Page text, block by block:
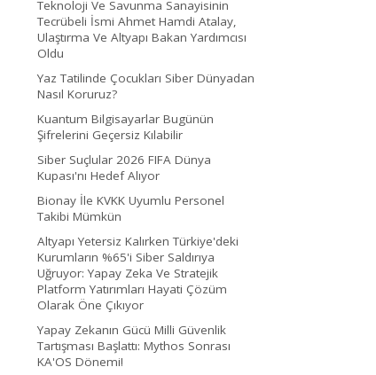
Teknoloji Ve Savunma Sanayisinin
Tecrübeli İsmi Ahmet Hamdi Atalay,
Ulaştırma Ve Altyapı Bakan Yardımcısı
Oldu
Yaz Tatilinde Çocukları Siber Dünyadan
Nasıl Koruruz?
Kuantum Bilgisayarlar Bugünün
Şifrelerini Geçersiz Kılabilir
Siber Suçlular 2026 FIFA Dünya
Kupası'nı Hedef Alıyor
Bionay İle KVKK Uyumlu Personel
Takibi Mümkün
Altyapı Yetersiz Kalırken Türkiye'deki
Kurumların %65'i Siber Saldırıya
Uğruyor: Yapay Zeka Ve Stratejik
Platform Yatırımları Hayati Çözüm
Olarak Öne Çıkıyor
Yapay Zekanın Gücü Milli Güvenlik
Tartışması Başlattı: Mythos Sonrası
KA'OS Dönemi!